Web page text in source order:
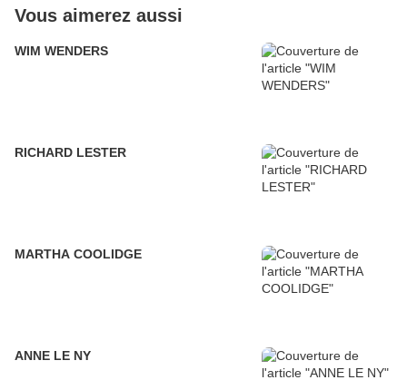
Vous aimerez aussi
WIM WENDERS
RICHARD LESTER
MARTHA COOLIDGE
ANNE LE NY